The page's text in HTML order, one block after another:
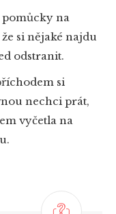
na
si nějaké najdu
odstranit.
si
nechci prát,
vyčetla na